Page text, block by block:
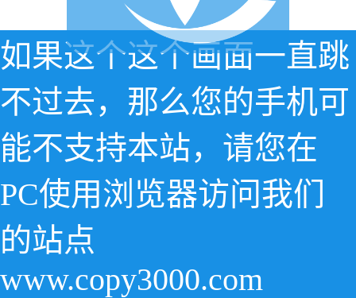
如果这个这个画面一直跳
不过去，那么您的手机可
能不支持本站，请您在
PC使用浏览器访问我们
的站点
www.copy3000.com